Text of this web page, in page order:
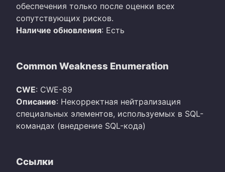
обеспечения только после оценки всех
сопутствующих рисков.
Наличие обновления: Есть
Common Weakness Enumeration
CWE: CWE-89
Описание: Некорректная нейтрализация
специальных элементов, используемых в SQL-
командах (внедрение SQL-кода)
Ссылки